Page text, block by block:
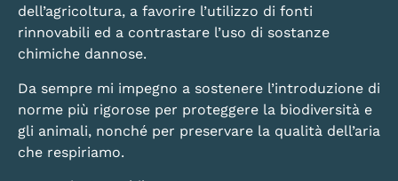
dell’agricoltura, a favorire l’utilizzo di fonti
rinnovabili ed a contrastare l’uso di sostanze
chimiche dannose.
Da sempre mi impegno a sostenere l’introduzione di
norme più rigorose per proteggere la biodiversità e
gli animali, nonché per preservare la qualità dell’aria
che respiriamo.